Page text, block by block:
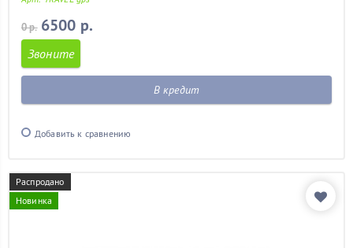
0 р. 6500 р.
Звоните
В кредит
Добавить к сравнению
Распродано
Новинка